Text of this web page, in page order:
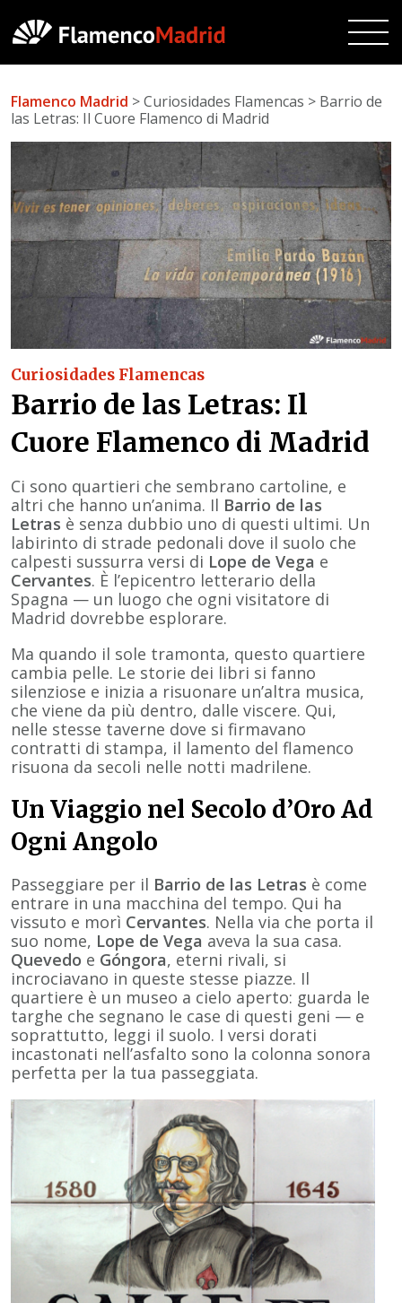
Flamenco Madrid > Curiosidades Flamencas > Barrio de
las Letras: Il Cuore Flamenco di Madrid
Curiosidades Flamencas
Barrio de las Letras: Il
Cuore Flamenco di Madrid
Ci sono quartieri che sembrano cartoline, e
altri che hanno un’anima. Il Barrio de las
Letras è senza dubbio uno di questi ultimi. Un
labirinto di strade pedonali dove il suolo che
calpesti sussurra versi di Lope de Vega e
Cervantes. È l’epicentro letterario della
Spagna — un luogo che ogni visitatore di
Madrid dovrebbe esplorare.
Ma quando il sole tramonta, questo quartiere
cambia pelle. Le storie dei libri si fanno
silenziose e inizia a risuonare un’altra musica,
che viene da più dentro, dalle viscere. Qui,
nelle stesse taverne dove si firmavano
contratti di stampa, il lamento del flamenco
risuona da secoli nelle notti madrilene.
Un Viaggio nel Secolo d’Oro Ad
Ogni Angolo
Passeggiare per il Barrio de las Letras è come
entrare in una macchina del tempo. Qui ha
vissuto e morì Cervantes. Nella via che porta il
suo nome, Lope de Vega aveva la sua casa.
Quevedo e Góngora, eterni rivali, si
incrociavano in queste stesse piazze. Il
quartiere è un museo a cielo aperto: guarda le
targhe che segnano le case di questi geni — e
soprattutto, leggi il suolo. I versi dorati
incastonati nell’asfalto sono la colonna sonora
perfetta per la tua passeggiata.